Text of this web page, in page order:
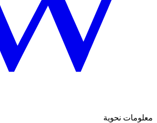
معلومات نحوية